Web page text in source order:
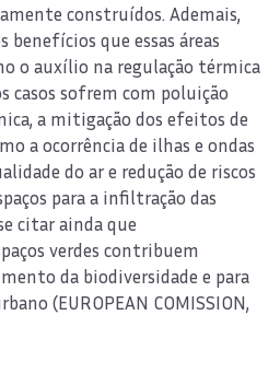
construídos. Ademais,
que essas áreas
o auxílio na regulação térmica
casos sofrem com poluição
a mitigação dos efeitos de
a ocorrência de ilhas e ondas
do ar e redução de riscos
para a infiltração das
citar ainda que
verdes contribuem
da biodiversidade e para
(EUROPEAN COMISSION,